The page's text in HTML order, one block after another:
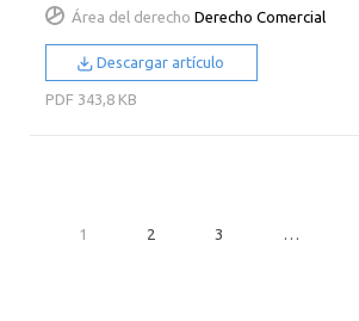
Área del derecho Derecho Comercial
Descargar artículo
PDF 343,8 KB
1 2 3 …